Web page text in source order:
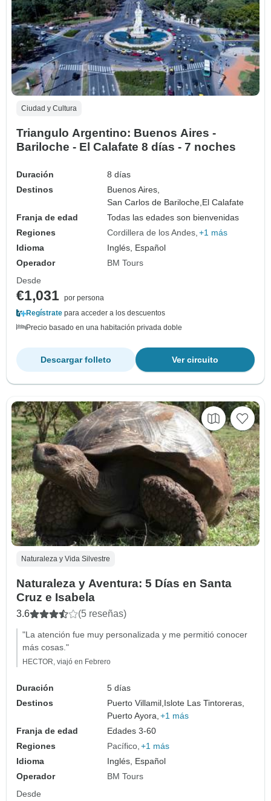
Ciudad y Cultura
Triangulo Argentino: Buenos Aires -
Bariloche - El Calafate 8 días - 7 noches
Duración
8 días
Destinos
Buenos Aires,
San Carlos de Bariloche,El Calafate
Franja de edad
Todas las edades son bienvenidas
Regiones
Cordillera de los Andes +1 más
Idioma
Inglés, Español
Operador
BM Tours
Desde
€1,031 por persona
Regístrate para acceder a los descuentos
Precio basado en una habitación privada doble
Ver circuito
Descargar folleto
Naturaleza y Vida Silvestre
Naturaleza y Aventura: 5 Días en Santa
Cruz e Isabela
3.6 (5 reseñas)
"La atención fue muy personalizada y me permitió conocer
más cosas."
HECTOR, viajó en Febrero
Duración
5 días
Destinos
Puerto Villamil,Islote Las Tintoreras,
Puerto Ayora, +1 más
Franja de edad
Edades 3-60
Regiones
Pacífico +1 más
Idioma
Inglés, Español
Operador
BM Tours
Desde